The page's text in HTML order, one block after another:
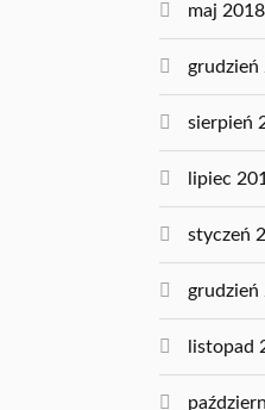
maj 2018
grudzień
sierpień
lipiec
styczeń
grudzień
listopad